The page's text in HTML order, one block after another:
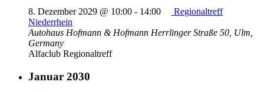
8. Dezember 2029 @ 10:00 - 14:00
Regionaltreff
Niederrhein
Autohaus Hofmann & Hofmann Herrlinger Straße 50, Ulm,
Germany
Alfaclub Regionaltreff
Januar 2030